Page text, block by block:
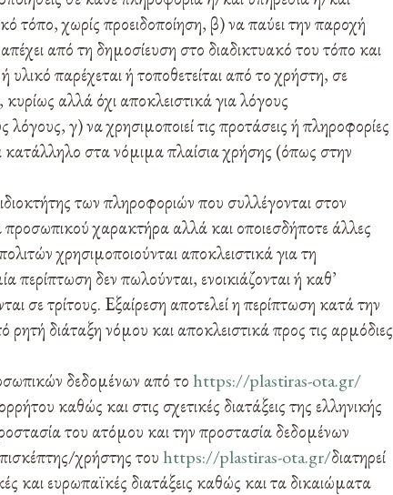
τόπο, χωρίς προειδοποίηση, β) να παύει την παροχή
από τη δημοσίευση στο διαδικτυακό του τόπο και
παρέχεται ή τοποθετείται από το χρήστη, σε
αλλά όχι αποκλειστικά για λόγους
γ) να χρησιμοποιεί τις προτάσεις ή πληροφορίες
κατάλληλο στα νόμιμα πλαίσια χρήσης (όπως στην
των πληροφοριών που συλλέγονται στον
χαρακτήρα αλλά και οποιεσδήποτε άλλες
χρησιμοποιούνται αποκλειστικά για τη
περίπτωση δεν πωλούνται, ενοικιάζονται ή καθ’
σε τρίτους. Εξαίρεση αποτελεί η περίπτωση κατά την
ρητή διάταξη νόμου και αποκλειστικά προς τις αρμόδιες
δεδομένων από το https://plastiras-ota.gr/
καθώς και στις σχετικές διατάξεις της ελληνικής
του ατόμου και την προστασία δεδομένων
χρήστης του https://plastiras-ota.gr/διατηρεί
και ευρωπαϊκές διατάξεις καθώς και τα δικαιώματα